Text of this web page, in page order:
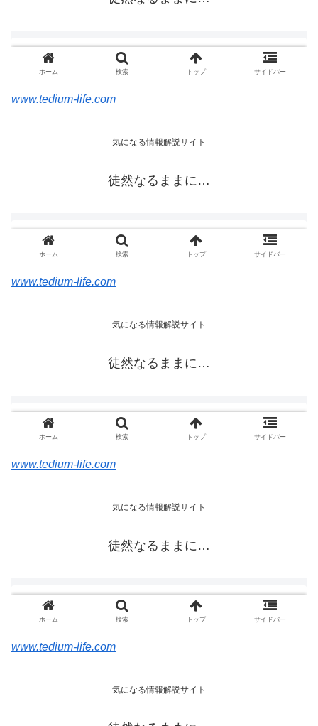
www.tedium-life.com
www.tedium-life.com
www.tedium-life.com
www.tedium-life.com